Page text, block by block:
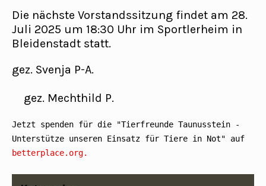
Die nächste Vorstandssitzung findet am 28.
Juli 2025 um 18:30 Uhr im Sportlerheim in
Bleidenstadt statt.
gez. Svenja P-A.
gez. Mechthild P.
Jetzt spenden für die "Tierfreunde Taunusstein -
betterplace.org.